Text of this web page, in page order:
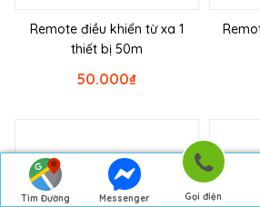
Tìm Đường
Messenger Gọi điện
Remote điều khiển từ xa 1
thiết bị 50m
₫
50.000